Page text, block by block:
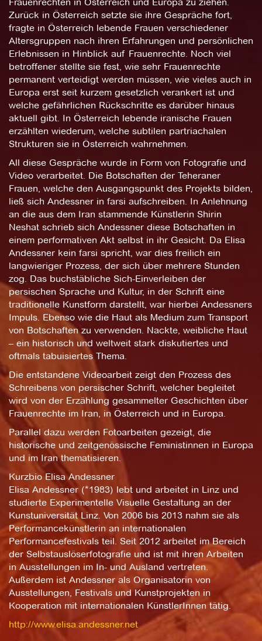
Zurück in Österreich setzte sie ihre Gespräche fort,
fragte in Österreich lebende Frauen verschiedener
Altersgruppen nach ihren Erfahrungen und persönlichen
Erlebnissen in Hinblick auf Frauenrechte. Noch viel
betroffener stellte sie fest, wie sehr Frauenrechte
permanent verteidigt werden müssen, wie vieles auch in
Europa erst seit kurzem gesetzlich verankert ist und
welche gefährlichen Rückschritte es darüber hinaus
aktuell gibt. In Österreich lebende iranische Frauen
erzählten wiederum, welche subtilen partriachalen
Strukturen sie in Österreich wahrnehmen.
All diese Gespräche wurde in Form von Fotografie und
Video verarbeitet. Die Botschaften der Teheraner
Frauen, welche den Ausgangspunkt des Projekts bilden,
ließ sich Andessner in farsi aufschreiben. In Anlehnung
an die aus dem Iran stammende Künstlerin Shirin
Neshat schrieb sich Andessner diese Botschaften in
einem performativen Akt selbst in ihr Gesicht. Da Elisa
Andessner kein farsi spricht, war dies freilich ein
langwieriger Prozess, der sich über mehrere Stunden
zog. Das buchstäbliche Sich-Einverleiben der
persischen Sprache und Kultur, in der Schrift eine
traditionelle Kunstform darstellt, war hierbei Andessners
Impuls. Ebenso wie die Haut als Medium zum Transport
von Botschaften zu verwenden. Nackte, weibliche Haut
– ein historisch und weltweit stark diskutiertes und
oftmals tabuisiertes Thema.
Die entstandene Videoarbeit zeigt den Prozess des
Schreibens von persischer Schrift, welcher begleitet
wird von der Erzählung gesammelter Geschichten über
Frauenrechte im Iran, in Österreich und in Europa.
Parallel dazu werden Fotoarbeiten gezeigt, die
historische und zeitgenössische Feministinnen in Europa
und im Iran thematisieren.
Kurzbio Elisa Andessner
Elisa Andessner (*1983) lebt und arbeitet in Linz und
studierte Experimentelle Visuelle Gestaltung an der
Kunstuniversität Linz. Von 2006 bis 2013 nahm sie als
Performancekünstlerin an internationalen
Performancefestivals teil. Seit 2012 arbeitet im Bereich
der Selbstauslöserfotografie und ist mit ihren Arbeiten
in Ausstellungen im In- und Ausland vertreten.
Außerdem ist Andessner als Organisatorin von
Ausstellungen, Festivals und Kunstprojekten in
Kooperation mit internationalen KünstlerInnen tätig.
http://www.elisa.andessner.net